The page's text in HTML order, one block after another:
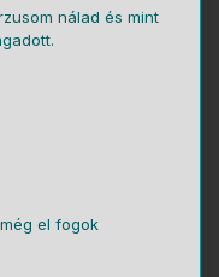
nálad és mint
el fogok